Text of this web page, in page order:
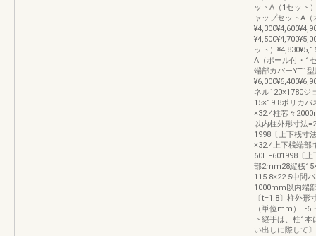
ットA（1セット
ャップセットA
ット）
A（ポール付・1
端部カバーYT1
ネル120×1780ジ
15×19.8ポリカパ
×32.4柱芯々
以内柱外形寸法
1998〔上下桟寸
×32.4上下桟端部
60H−601998〔
部2mm28縦桟
115.8×22.5中間
1000mm以内端
〔t=1.8〕柱外形
（単位mm）T-6
ト継手は、柱1
い出しに際して